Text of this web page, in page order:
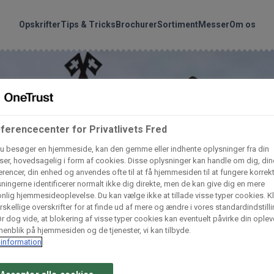
OpskrifterTips & TricksBrochurerSortimentMesserOm os
Søg
vores produkter
Dagrofa Foodservice Fullhouse
INCO Cash & Carry L. C. Lauritzen A/
Vaffelexpressen
Gem dine favoritter!
personlige samling af favoritopskrifter eller produkter.
medlem af Odense Marcipan's professionelle fællesskab og
adgang til dine gemte opskrifter og produkter - når som helst,
hvor som helst.
Log ind Opret profil
for Privatlivets Fred
besøger en hjemmeside, kan den gemme eller indhente oplysninger fra din
hovedsagelig i form af cookies. Disse oplysninger kan handle om dig,
din enhed og anvendes ofte til at få hjemmesiden til at fungere korrekt.
identificerer normalt ikke dig direkte, men de kan give dig en mere
hjemmesideoplevelse. Du kan vælge ikke at tillade visse typer cookies.
overskrifter for at finde ud af mere og ændre i vores
dog vide, at blokering af visse typer cookies kan eventuelt påvirke din
på hjemmesiden og de tjenester, vi kan tilbyde.